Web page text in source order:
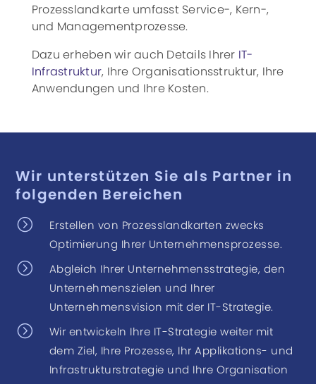
Prozesslandkarte umfasst Service-, Kern-,
und Managementprozesse.
Dazu erheben wir auch Details Ihrer IT-
Infrastruktur, Ihre Organisationsstruktur, Ihre
Anwendungen und Ihre Kosten.
Wir unterstützen Sie als Partner in
folgenden Bereichen
=
Erstellen von Prozesslandkarten zwecks
Optimierung Ihrer Unternehmensprozesse.
=
Abgleich Ihrer Unternehmensstrategie, den
Unternehmenszielen und Ihrer
Unternehmensvision mit der IT-Strategie.
=
Wir entwickeln Ihre IT-Strategie weiter mit
dem Ziel, Ihre Prozesse, Ihr Applikations- und
Infrastrukturstrategie und Ihre Organisation